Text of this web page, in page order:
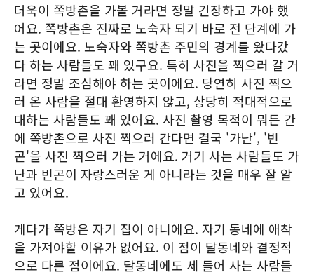
더욱이 쪽방촌을 가볼 거라면 정말 긴장하고 가야 했
어요. 쪽방촌은 진짜로 노숙자 되기 바로 전 단계에 가
는 곳이에요. 노숙자와 쪽방촌 주민의 경계를 왔다갔
다 하는 사람들도 꽤 있구요. 특히 사진을 찍으러 갈 거
라면 정말 조심해야 하는 곳이에요. 당연히 사진 찍으
러 온 사람을 절대 환영하지 않고, 상당히 적대적으로
대하는 사람들도 꽤 있어요. 사진 촬영 목적이 뭐든 간
에 쪽방촌으로 사진 찍으러 간다면 결국 '가난', '빈
곤'을 사진 찍으러 가는 거에요. 거기 사는 사람들도 가
난과 빈곤이 자랑스러운 게 아니라는 것을 매우 잘 알
고 있어요.
게다가 쪽방은 자기 집이 아니에요. 자기 동네에 애착
을 가져야할 이유가 없어요. 이 점이 달동네와 결정적
으로 다른 점이에요. 달동네에도 세 들어 사는 사람들